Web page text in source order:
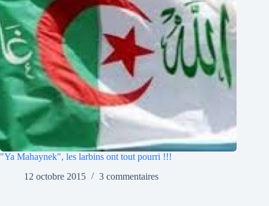
"Ya Mahaynek", les larbins ont tout pourri !!!
12 octobre 2015
3 commentaires